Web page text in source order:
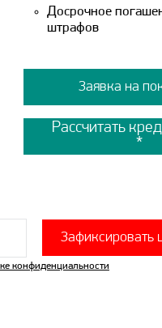
Досрочное
штрафов
Заявка на
Зафиксировать
конфиденциальности